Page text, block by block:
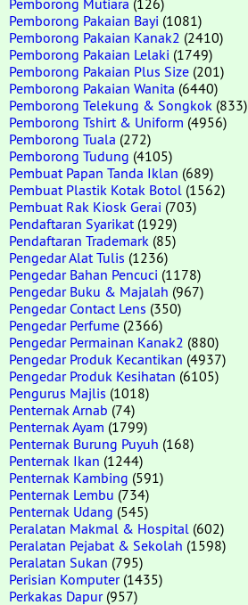
Pemborong Pakaian Bayi (1081)
Pemborong Pakaian Kanak2 (2410)
Pemborong Pakaian Lelaki (1749)
Pemborong Pakaian Plus Size (201)
Pemborong Pakaian Wanita (6440)
Pemborong Telekung & Songkok (833)
Pemborong Tshirt & Uniform (4956)
Pemborong Tuala (272)
Pemborong Tudung (4105)
Pembuat Papan Tanda Iklan (689)
Pembuat Plastik Kotak Botol (1562)
Pembuat Rak Kiosk Gerai (703)
Pendaftaran Syarikat (1929)
Pendaftaran Trademark (85)
Pengedar Alat Tulis (1236)
Pengedar Bahan Pencuci (1178)
Pengedar Buku & Majalah (967)
Pengedar Contact Lens (350)
Pengedar Perfume (2366)
Pengedar Permainan Kanak2 (880)
Pengedar Produk Kecantikan (4937)
Pengedar Produk Kesihatan (6105)
Pengurus Majlis (1018)
Penternak Arnab (74)
Penternak Ayam (1799)
Penternak Burung Puyuh (168)
Penternak Ikan (1244)
Penternak Kambing (591)
Penternak Lembu (734)
Penternak Udang (545)
Peralatan Makmal & Hospital (602)
Peralatan Pejabat & Sekolah (1598)
Peralatan Sukan (795)
Perisian Komputer(1435)
Perkakas Dapur(957)